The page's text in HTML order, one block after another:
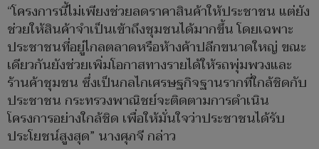
“โครงการนี้ไม่เพียงช่วยลดราคาสินค้าให้ประชาชน แต่ยัง
ช่วยให้สินค้าจำเป็นเข้าถึงชุมชนได้มากขึ้น โดยเฉพาะ
ประชาชนที่อยู่ไกลตลาดหรือห้างค้าปลีกขนาดใหญ่ ขณะ
เดียวกันยังช่วยเพิ่มโอกาสทางรายได้ให้รถพุ่มพวงและ
ร้านค้าชุมชน ซึ่งเป็นกลไกเศรษฐกิจฐานรากที่ใกล้ชิดกับ
ประชาชน กระทรวงพาณิชย์จะติดตามการดำเนิน
โครงการอย่างใกล้ชิด เพื่อให้มั่นใจว่าประชาชนได้รับ
ประโยชน์สูงสุด” นางศุภจี กล่าว